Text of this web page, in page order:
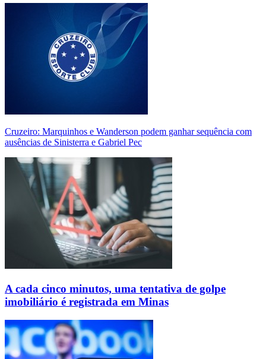
Cruzeiro: Marquinhos e Wanderson podem ganhar sequência com
ausências de Sinisterra e Gabriel Pec
A cada cinco minutos, uma tentativa de golpe
imobiliário é registrada em Minas